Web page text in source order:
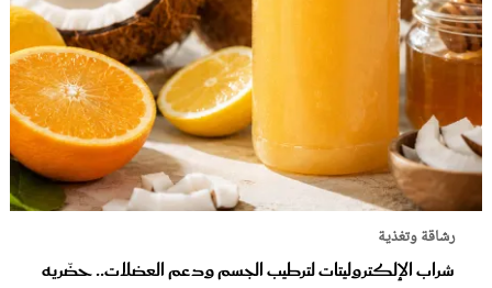
رشاقة وتغذية
شراب الإلكتروليتات لترطيب الجسم ودعم العضلات.. حضّريه